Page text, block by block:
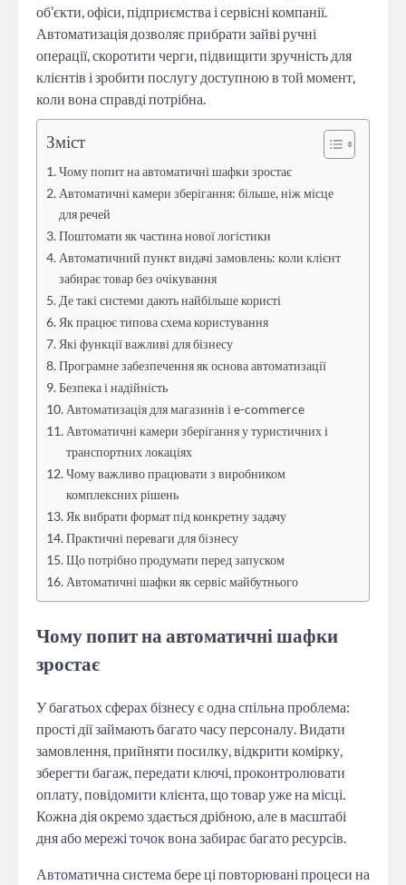
об’єкти, офіси, підприємства і сервісні компанії.
Автоматизація дозволяє прибрати зайві ручні
операції, скоротити черги, підвищити зручність для
клієнтів і зробити послугу доступною в той момент,
коли вона справді потрібна.
Зміст
Чому попит на автоматичні шафки зростає
Автоматичні камери зберігання: більше, ніж місце
для речей
Поштомати як частина нової логістики
Автоматичний пункт видачі замовлень: коли клієнт
забирає товар без очікування
Де такі системи дають найбільше користі
Як працює типова схема користування
Які функції важливі для бізнесу
Програмне забезпечення як основа автоматизації
Безпека і надійність
Автоматизація для магазинів і e-commerce
Автоматичні камери зберігання у туристичних і
транспортних локаціях
Чому важливо працювати з виробником
комплексних рішень
Як вибрати формат під конкретну задачу
Практичні переваги для бізнесу
Що потрібно продумати перед запуском
Автоматичні шафки як сервіс майбутнього
Чому попит на автоматичні шафки
зростає
У багатьох сферах бізнесу є одна спільна проблема:
прості дії займають багато часу персоналу. Видати
замовлення, прийняти посилку, відкрити комірку,
зберегти багаж, передати ключі, проконтролювати
оплату, повідомити клієнта, що товар уже на місці.
Кожна дія окремо здається дрібною, але в масштабі
дня або мережі точок вона забирає багато ресурсів.
Автоматична система бере ці повторювані процеси на